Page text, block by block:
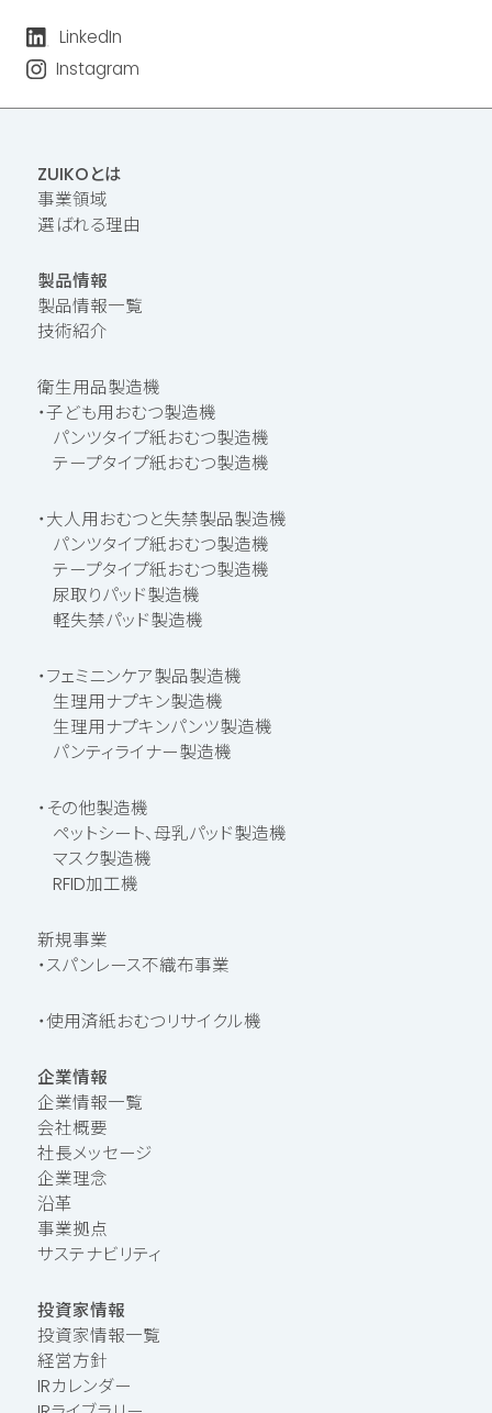
LinkedIn
Instagram
ZUIKOとは
事業領域
選ばれる理由
製品情報
製品情報一覧
技術紹介
衛生用品製造機
・子ども用おむつ製造機
パンツタイプ紙おむつ製造機
テープタイプ紙おむつ製造機
・大人用おむつと失禁製品製造機
パンツタイプ紙おむつ製造機
テープタイプ紙おむつ製造機
尿取りパッド製造機
軽失禁パッド製造機
・フェミニンケア製品製造機
生理用ナプキン製造機
生理用ナプキンパンツ製造機
パンティライナー製造機
・その他製造機
ペットシート、母乳パッド製造機
マスク製造機
RFID加工機
新規事業
・スパンレース不織布事業
・使用済紙おむつリサイクル機
企業情報
企業情報一覧
会社概要
社長メッセージ
企業理念
沿革
事業拠点
サステナビリティ
投資家情報
投資家情報一覧
経営方針
IRカレンダー